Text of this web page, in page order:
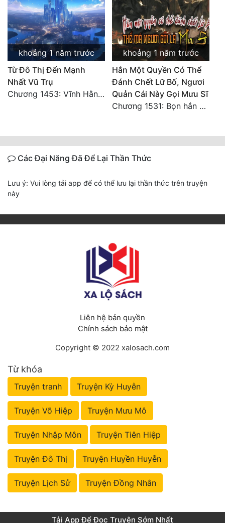
khoảng 1 năm trước
Từ Đô Thị Đến Mạnh
Nhất Vũ Trụ
Chương 1453: Vĩnh Hằng Chi Cảnh! (Đại kết cục) 2
khoảng 1 năm trước
Hắn Một Quyền Có Thể
Đánh Chết Lữ Bố, Ngươi
Quản Cái Này Gọi Mưu Sĩ
Chương 1531: Bọn hắn có khi nào quay lại không nhỉ?
Các Đại Năng Đã Để Lại Thần Thức
Lưu ý: Vui lòng tải app để có thể lưu lại thần thức trên truyện
này
Liên hệ bản quyền
Chính sách bảo mật
Copyright © 2022 xalosach.com
Từ khóa
Truyện tranh Truyện Kỳ Huyễn
Truyện Võ Hiệp Truyện Mưu Mô
Truyện Nhập Môn Truyện Tiên Hiệp
Truyện Đô Thị Truyện Huyền Huyễn
Truyện Lịch Sử Truyện Đồng Nhân
Tải App Để Đọc Truyện Sớm Nhất